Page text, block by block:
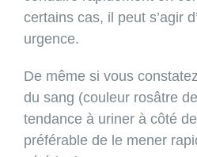
certains cas, il peut s’agir
urgence.
De même si vous
du sang (couleur rosâtre
tendance à uriner à côté
préférable de le mener